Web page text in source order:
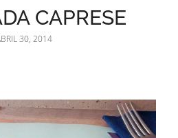
CAPRESE
30, 2014